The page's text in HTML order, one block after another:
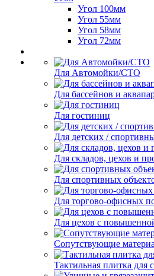
Угол 100мм
Угол 55мм
Угол 58мм
Угол 72мм
Для Автомойки/СТО
Для бассейнов и
Для гостиниц
Для детских /
Для складов, цехов и
Для спортивных
Для торгово-офисных
Для цехов с
Сопутствующие
Тактильная плитка для